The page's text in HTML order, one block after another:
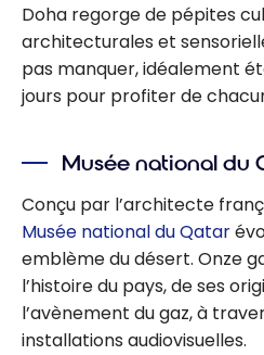
Doha regorge de pépites
architecturales et
pas manquer, idéalement
jours pour profiter de
Musée national du
Conçu par l’architecte
Musée national du Qatar
emblème du désert. Onze
l’histoire du pays, de ses
l’avènement du gaz, à
installations audiovisuelles.